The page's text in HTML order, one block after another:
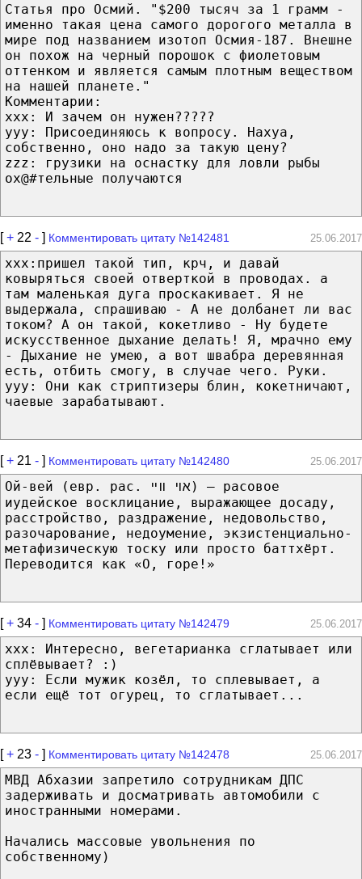
Статья про Осмий. "$200 тысяч за 1 грамм -
именно такая цена самого дорогого металла в
мире под названием изотоп Осмия-187. Внешне
он похож на черный порошок с фиолетовым
оттенком и является самым плотным веществом
на нашей планете."
Комментарии:
xxx: И зачем он нужен?????
yyy: Присоединяюсь к вопросу. Нахуа,
собственно, оно надо за такую цену?
zzz: грузики на оснастку для ловли рыбы
ох@#тельные получаются
[+ 22 - ] Комментировать цитату №142481 25.06.2017
ххх:пришел такой тип, крч, и давай
ковыряться своей отверткой в проводах. а
там маленькая дуга проскакивает. Я не
выдержала, спрашиваю - А не долбанет ли вас
током? А он такой, кокетливо - Ну будете
искусственное дыхание делать! Я, мрачно ему
- Дыхание не умею, а вот швабра деревянная
есть, отбить смогу, в случае чего. Руки.
yyy: Они как стриптизеры блин, кокетничают,
чаевые зарабатывают.
[+ 21 - ] Комментировать цитату №142480 25.06.2017
Ой-вей (евр. рас. אױ װײ) — расовое
иудейское восклицание, выражающее досаду,
расстройство, раздражение, недовольство,
разочарование, недоумение, экзистенциально-
метафизическую тоску или просто баттхёрт.
Переводится как «О, горе!»
[+ 34 - ] Комментировать цитату №142479 25.06.2017
xxx: Интересно, вегетарианка сглатывает или
сплёвывает? :)
yyy: Если мужик козёл, то сплевывает, а
если ещё тот огурец, то сглатывает...
[+ 23 - ] Комментировать цитату №142478 25.06.2017
МВД Абхазии запретило сотрудникам ДПС
задерживать и досматривать автомобили с
иностранными номерами.
Начались массовые увольнения по
собственному)